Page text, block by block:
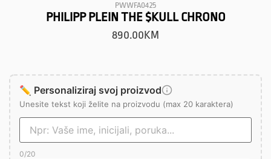
PWWFA0425
PHILIPP PLEIN THE $KULL CHRONO
890.00KM
✏️ Personaliziraj svoj proizvod
Unesite tekst koji želite na proizvodu (max 20 karaktera)
0/20